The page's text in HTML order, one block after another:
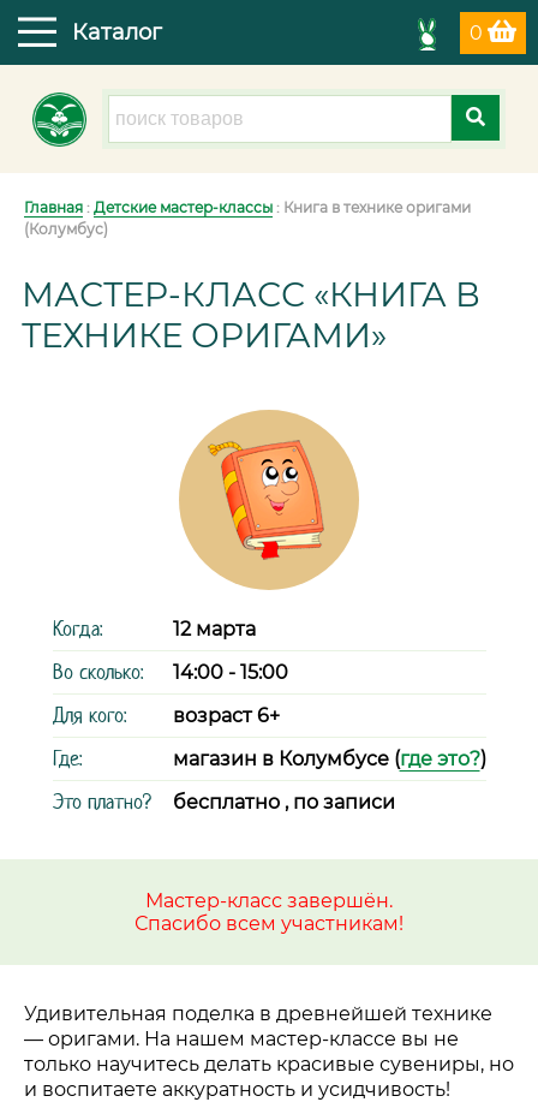
0
Каталог
Главная : Детские мастер-классы : Книга в технике оригами
(Колумбус)
МАСТЕР-КЛАСС «КНИГА В
ТЕХНИКЕ ОРИГАМИ»
Когда: 12 марта
Во сколько: 14:00 - 15:00
Для кого: возраст 6+
Где: магазин в Колумбусе (где это?)
Это платно? бесплатно , по записи
Мастер-класс завершён.
Спасибо всем участникам!
Удивительная поделка в древнейшей технике
— оригами. На нашем мастер-классе вы не
только научитесь делать красивые сувениры, но
и воспитаете аккуратность и усидчивость!